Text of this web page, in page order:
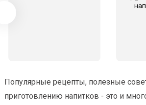
Популярные рецепты, полезные
приготовлению напитков - это и